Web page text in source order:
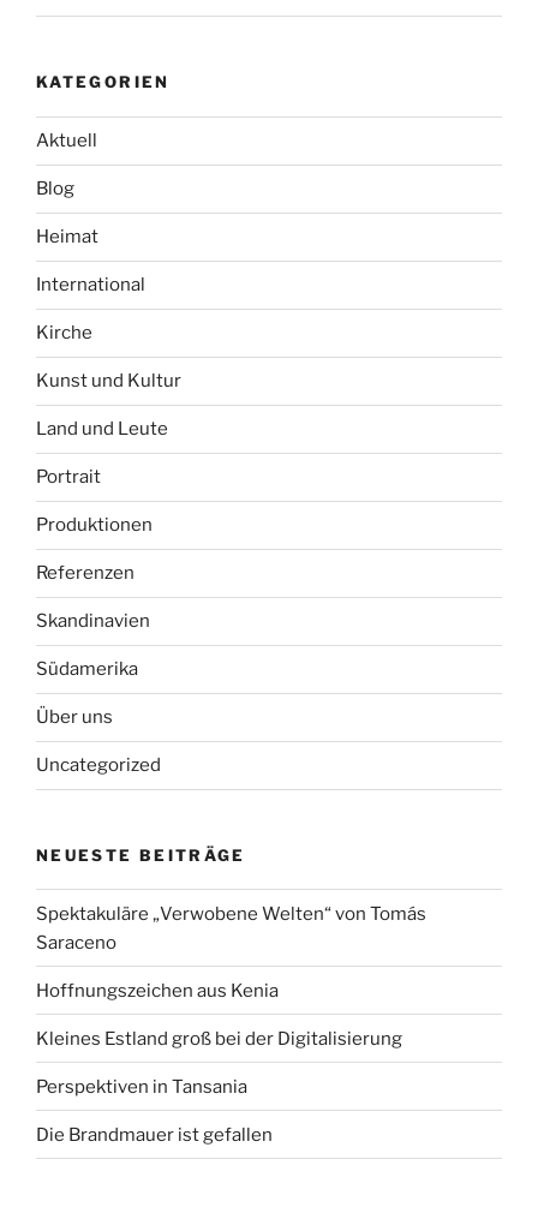
KATEGORIEN
Aktuell
Blog
Heimat
International
Kirche
Kunst und Kultur
Land und Leute
Portrait
Produktionen
Referenzen
Skandinavien
Südamerika
Über uns
Uncategorized
NEUESTE BEITRÄGE
Spektakuläre „Verwobene Welten“ von Tomás
Saraceno
Hoffnungszeichen aus Kenia
Kleines Estland groß bei der Digitalisierung
Perspektiven in Tansania
Die Brandmauer ist gefallen